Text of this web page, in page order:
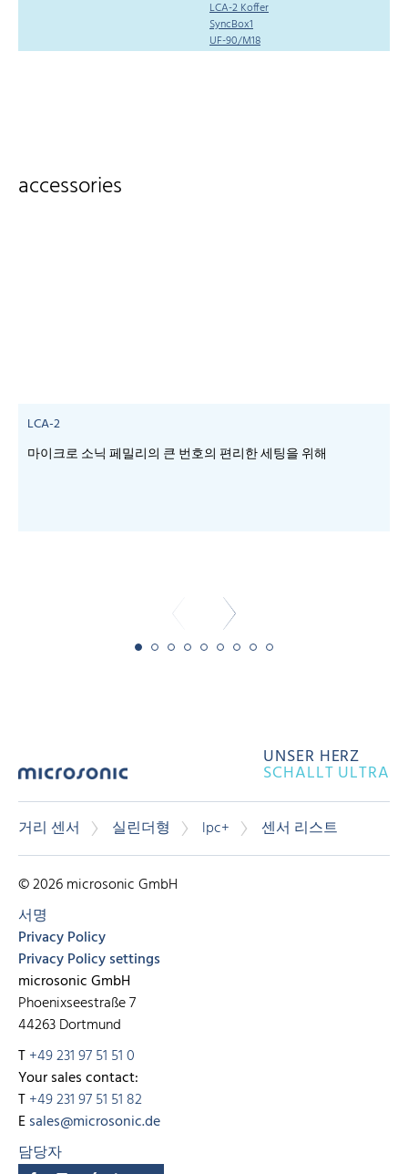
LCA-2 Koffer
SyncBox1
UF-90/M18
accessories
LCA-2
마이크로 소닉 페밀리의 큰 번호의 편리한 세팅을 위해
UNSER HERZ
SCHALLT ULTRA
거리 센서 실린더형 lpc+ 센서 리스트
© 2026 microsonic GmbH
서명
Privacy Policy
Privacy Policy settings
microsonic GmbH
Phoenixseestraße 7
44263 Dortmund
T+49 231 97 51 51 0
Your sales contact:
T+49 231 97 51 51 82
Esales@microsonic.de
담당자